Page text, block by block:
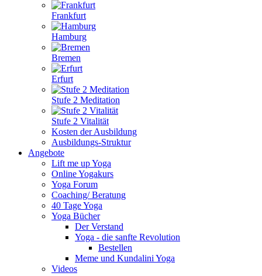
Frankfurt
Hamburg
Bremen
Erfurt
Stufe 2 Meditation
Stufe 2 Vitalität
Kosten der Ausbildung
Ausbildungs-Struktur
Angebote
Lift me up Yoga
Online Yogakurs
Yoga Forum
Coaching/ Beratung
40 Tage Yoga
Yoga Bücher
Der Verstand
Yoga - die sanfte Revolution
Bestellen
Meme und Kundalini Yoga
Videos